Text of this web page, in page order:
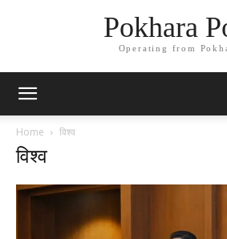
Pokhara
Operating from
Home विश्व
विश्व